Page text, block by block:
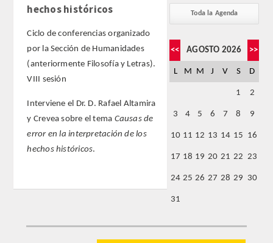
CIENCIAS POLíTICAS Y DE LA ECONOMíA
INGENIERíA
VETERINARIA
NUMERO
hechos históricos
Ciclo de conferencias organizado
por la Sección de Humanidades
(anteriormente Filosofía y Letras).
VIII sesión
Interviene el Dr. D. Rafael Altamira
y Crevea sobre el tema Causas de
error en la interpretación de los
hechos históricos.
Toda la Agenda
<< AGOSTO 2026 >>
L M M J V S D
1 2
3 4 5 6 7 8 9
10 11 12 13 14 15 16
17 18 19 20 21 22 23
24 25 26 27 28 29 30
31